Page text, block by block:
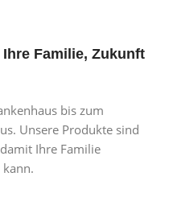
Familie, Zukunft
bis zum
Unsere Produkte sind
Ihre Familie